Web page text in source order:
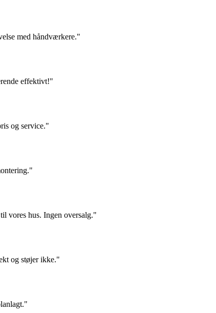
med håndværkere."
effektivt!"
og service."
vores hus. Ingen oversalg."
og støjer ikke."